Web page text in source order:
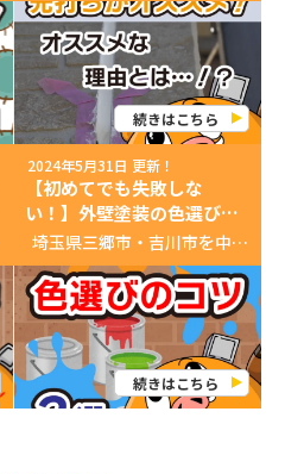
続きはこちら
2024年5月31日 更新！
【初めてでも失敗しな
い！】外壁塗装の色選びの
コツ２選！
埼玉県三郷市・吉川市を中心に活動中！ 創業３０年 塗装に没頭する会社！ 外壁屋根塗装 専門店いのペン 今回のお話は 『外壁塗装の色選びのコツ２選』 なのら！ 外壁塗装の色に迷った時に 読んでください！ 広報の小林さん はじまりはじまり～ 外壁塗装の色選びのコツ３選 塗り替えるのは決まったけど、 なかなか色が決まらない… あなた 広報の小林さんそんなあなたに！ 広報の小林さん外壁塗装の色選びのコツを２つ 教えちゃいます！ えー！助かる～！ あなた 広報の小林さん色選びに迷った時は、 この２つを参考にしてみてくださいね！ ①施工事例を参考にイメージを膨らませる！ 広報の小林さんまずは施工事例を見て、 色のイメージを膨らませます！ なんでイメージを 膨らませる必要があるの？ あなた 広報の小林さんイメージを膨らませておかないと、 出来上がりとイメージがかけ離れてしまい、後悔することも…！！ 安くないし、 後悔は嫌だな…！！ あなた 広報の小林さんでは！自分の中で、 色をインプットしていきましょう！ 外壁色：ベージュ系 八潮市 S様｜外壁塗装 外壁色：ベージュ×ブルー 三郷市 U様｜外壁塗装 外壁色：グレー 吉川市 Ｓ様宅 外壁色：ブルー 吉川市 Ｓ様宅 ②汚れの目立ちやすさ、色褪せを考慮する！ 広報の小林さん汚れやすい色や、色褪せやすい色が あるって知っていましたか？ え！そうなの？ どの色も変わらないと思ってた！ あなた 広報の小林さんあなたのように、 知らずに塗り替え、 数年後には後悔する、 なんてこともしばしば… 広報の小林さんここで知識を補って、 程度を小さくしましょう！ クリーム系やグレー系は汚れが目立ちにくく、白や黒は汚れが目立ちやすい！ 広報の小林さんまずは汚れの目立ちやすさについて！ 広報の小林さん外壁と汚れの色が似ていると、 目立ちにくくなります！ 広報の小林さん外壁の汚れは砂や土埃、 黄砂など様々ですが 広報の小林さん汚れのほとんどが 中間色（薄茶色、黄土色など）です。 広報の小林さんなので、クリーム系や グレー系の外壁であれば、 汚れが同化して目立ちにくくなります！ 広報の小林さん反対に、白や黒は汚れが目立ちやすいです。 え！？黒も汚れが目立つの？ あなた 広報の小林さん白はイメージが付きやすいですが、 黒も目立ちやすいのは意外だったでしょうか？ 広報の小林さん実は、黒の外壁は、 白い汚れが付いてしまうと 目立ってしまうのです。 広報の小林さん鳥糞とかね！ あっ、なるほど あなた 鮮明な色は色褪せしやすく、落ち着いた色は色褪せしにくい 広報の小林さん次に、色褪せについてです！ 広報の小林さん青や赤など原色に近い色は 色褪せしやすく 広報の小林さんクリーム系などの落ち着いた色は 色褪せしにくい傾向にあります。 広報の小林さん色褪せが酷いと、 すぐ塗り替えたくなる方も…！！ せっかく塗り替えたのに 色褪せしたら悲しいもんなぁ あなた 広報の小林さんなので、色褪せしにくい 色を選ぶのは大事なんです！ いのペン君のまとめ 外壁塗装の色選びに迷ったらまたここにくるのら！ 『外壁塗装の色選び』のコツは２つ！ ①施工事例を参考に、イメージを膨らませる！ ②汚れの目立ちやすさ、色褪せについて考慮する！ お気軽にお問合せしてねなのら！ お問い合わせ先 TEL: 0120-420-899 営業時間: 9:00〜18:00（月・日曜祝定休） あなたへのオススメ情報！ ▼最新のお得なチラシ▼ ▼無料！外壁・屋根診断▼ ▼無料！雨漏り診断▼ ▼最新！カラーシュミレーション▼ ▼地域最大ショールーム情報▼ https://inopen.jp/cms/wp-content/uploads/2024/02/08db111db98e6dee98204bd093a0b0bb.mp4 あなたへのオススメ記事 ▼【超必見】失敗しない！塗装業者の選び方！▼ ▼いのペン、プレオープンイベント！1日目！▼ ▼【新事実！】出来たばかりじゃない！創業30年の長～い歴史！▼ ▼いのペンSNSはコチラ▼ 公式SNS一覧
続きはこちら